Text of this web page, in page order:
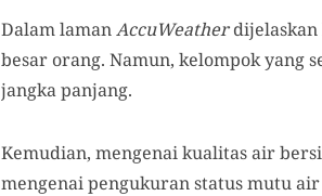
Dalam lamanAccuWeather
besar orang. Namun, kelompok yang
jangka panjang.
Kemudian, mengenai kualitas air
mengenai pengukuran status mutu air